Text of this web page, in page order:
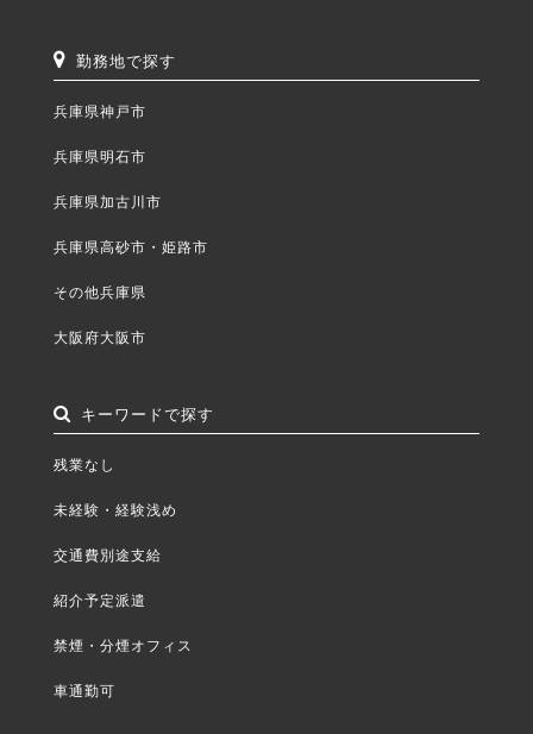
勤務地で探す
兵庫県神戸市
兵庫県明石市
兵庫県加古川市
兵庫県高砂市・姫路市
その他兵庫県
大阪府大阪市
キーワードで探す
残業なし
未経験・経験浅め
交通費別途支給
紹介予定派遣
禁煙・分煙オフィス
車通勤可